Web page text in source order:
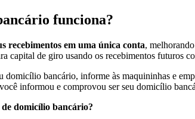
funciona?
recebimentos em uma única conta,
capital de giro usando os recebimentos futuros
domicílio bancário, informe às maquininhas e
informou e comprovou ser seu domicílio
domicílio bancário?